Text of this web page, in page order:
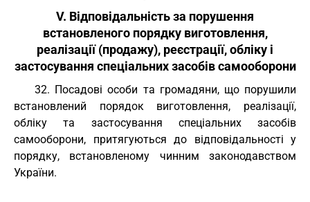
V. Відповідальність за порушення
встановленого порядку виготовлення,
реалізації (продажу), реєстрації, обліку і
застосування спеціальних засобів самооборони
32. Посадові особи та громадяни, що порушили
встановлений порядок виготовлення, реалізації,
обліку та застосування спеціальних засобів
самооборони, притягуються до відповідальності у
порядку, встановленому чинним законодавством
України.